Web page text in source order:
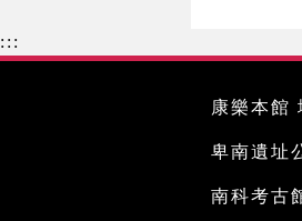
:::
康樂本館
卑南遺址
南科考古